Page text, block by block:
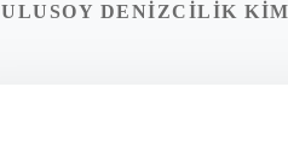
ULUSOY DENIZCILIK